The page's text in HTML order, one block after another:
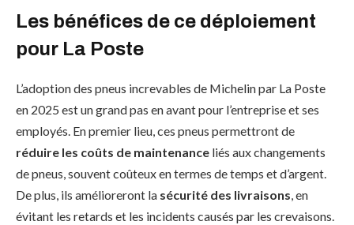
Les bénéfices de ce déploiement
pour La Poste
L’adoption des pneus increvables de Michelin par La Poste
en 2025 est un grand pas en avant pour l’entreprise et ses
employés. En premier lieu, ces pneus permettront de
réduire les coûts de maintenance liés aux changements
de pneus, souvent coûteux en termes de temps et d’argent.
De plus, ils amélioreront la sécurité des livraisons, en
évitant les retards et les incidents causés par les crevaisons.